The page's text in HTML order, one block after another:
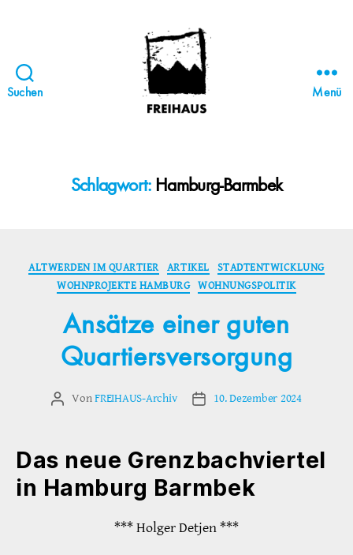
Suchen
STATTBAU
HAMBURG
Menü
Schlagwort: Hamburg-Barmbek
Kategorien
ALTWERDEN IM QUARTIER ARTIKEL
STADTENTWICKLUNG
WOHNPROJEKTE HAMBURG WOHNUNGSPOLITIK
Ansätze einer guten
Quartiersversorgung
Beitragsautor
VonFREIHAUS-Archiv Veröffentlichungsdatum
10. Dezember 2024
Das neue Grenzbachviertel
in Hamburg Barmbek
*** Holger Detjen ***